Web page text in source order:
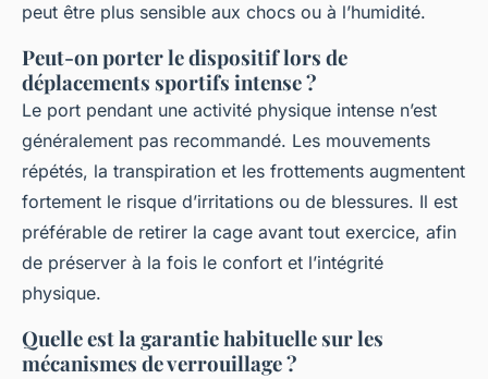
peut être plus sensible aux chocs ou à l’humidité.
Peut-on porter le dispositif lors de
déplacements sportifs intense ?
Le port pendant une activité physique intense n’est
généralement pas recommandé. Les mouvements
répétés, la transpiration et les frottements augmentent
fortement le risque d’irritations ou de blessures. Il est
préférable de retirer la cage avant tout exercice, afin
de préserver à la fois le confort et l’intégrité
physique.
Quelle est la garantie habituelle sur les
mécanismes de verrouillage ?